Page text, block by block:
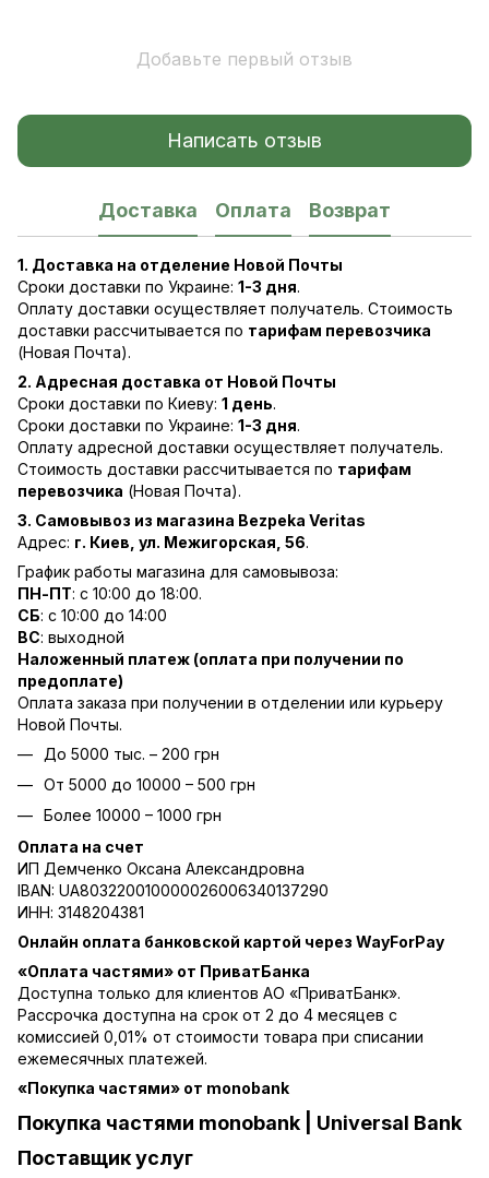
Добавьте первый отзыв
Написать отзыв
Доставка Оплата Возврат
1. Доставка на отделение Новой Почты
Сроки доставки по Украине: 1-3 дня.
Оплату доставки осуществляет получатель. Стоимость
доставки рассчитывается по тарифам перевозчика
(Новая Почта).
2. Адресная доставка от Новой Почты
Сроки доставки по Киеву: 1 день.
Сроки доставки по Украине: 1-3 дня.
Оплату адресной доставки осуществляет получатель.
Стоимость доставки рассчитывается по тарифам
перевозчика (Новая Почта).
3. Самовывоз из магазина Bezpeka Veritas
Адрес: г. Киев, ул. Межигорская, 56.
График работы магазина для самовывоза:
ПН-ПТ: с 10:00 до 18:00.
СБ: с 10:00 до 14:00
ВС: выходной
Наложенный платеж (оплата при получении по
предоплате)
Оплата заказа при получении в отделении или курьеру
Новой Почты.
До 5000 тыс. – 200 грн
От 5000 до 10000 – 500 грн
Более 10000 – 1000 грн
Оплата на счет
ИП Демченко Оксана Александровна
IBAN: UA803220010000026006340137290
ИНН: 3148204381
Онлайн оплата банковской картой через WayForPay
«Оплата частями» от ПриватБанка
Доступна только для клиентов АО «ПриватБанк».
Рассрочка доступна на срок от 2 до 4 месяцев с
комиссией 0,01% от стоимости товара при списании
ежемесячных платежей.
«Покупка частями» от monobank
Покупка частями monobank | Universal Bank
Поставщик услуг